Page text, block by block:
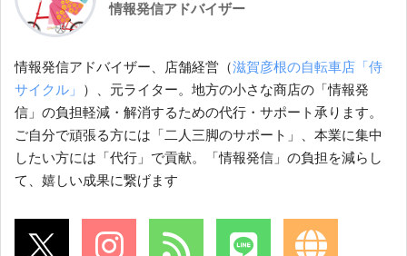
情報発信アドバイザー
情報発信アドバイザー、店舗経営（滋賀彦根の自転車店「侍
サイクル」
）、元ライター。地方の小さな商店の「情報発
信」の負担軽減・解消するための代行・サポート承ります。
ご自分で頑張る方には「二人三脚のサポート」、本業に集中
したい方には「代行」で貢献。「情報発信」の負担を減らし
て、嬉しい成果に繋げます